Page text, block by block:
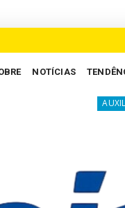
NOTÍCIAS
AUXILIARES DA JUSTIÇA